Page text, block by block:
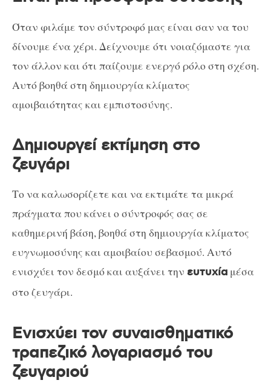
Όταν φιλάμε τον σύντροφό μας είναι σαν να του
δίνουμε ένα χέρι. Δείχνουμε ότι νοιαζόμαστε για
τον άλλον και ότι παίζουμε ενεργό ρόλο στη σχέση.
Αυτό βοηθά στη δημιουργία κλίματος
αμοιβαιότητας και εμπιστοσύνης.
Δημιουργεί εκτίμηση στο
ζευγάρι
Το να καλωσορίζετε και να εκτιμάτε τα μικρά
πράγματα που κάνει ο σύντροφός σας σε
καθημερινή βάση, βοηθά στη δημιουργία κλίματος
ευγνωμοσύνης και αμοιβαίου σεβασμού. Αυτό
ενισχύει τον δεσμό και αυξάνει την ευτυχία μέσα
στο ζευγάρι.
Ενισχύει τον συναισθηματικό
τραπεζικό λογαριασμό του
ζευγαριού